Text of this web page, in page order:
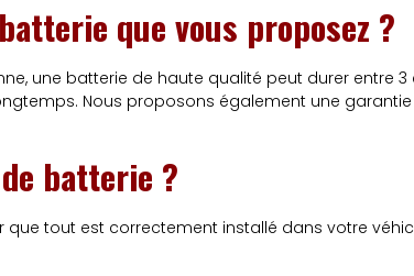
que vous proposez ?
une batterie de haute qualité peut durer entre
Nous proposons également une
batterie ?
tout est correctement installé dans votre